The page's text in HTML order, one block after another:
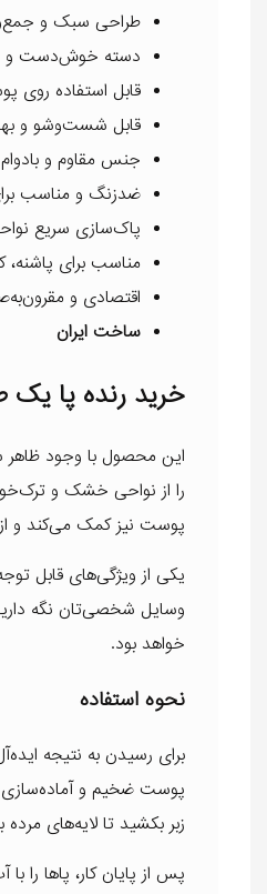
طراحی سبک و
دسته خوش‌دست و
قابل استفاده
قابل شست‌وشو و
جنس مقاوم و بادوام
ضدزنگ و مناسب
پاک‌سازی سریع
مناسب برای پاشنه،
اقتصادی و
ساخت ایران
خرید رنده پا یک
این محصول با وجود ظاهر
را از نواحی خشک و
پوست نیز کمک می‌کند و
یکی از ویژگی‌های قابل
وسایل شخصی‌تان نگه
خواهد بود.
نحوه استفاده
پوست ضخیم و آماده‌سازی
زبر بکشید تا لایه‌های
پس از پایان کار، پاها